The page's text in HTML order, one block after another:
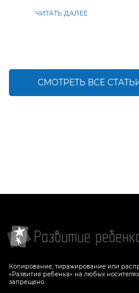
ЧИТАТЬ ДАЛЕЕ
СМОТРЕТЬ ВСЕ
Копирование, тиражирование или
«Развитие ребенка» на любых
запрещено.